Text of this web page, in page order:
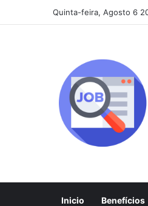
Quinta-feira, Agosto 6
Inicio Benefícios